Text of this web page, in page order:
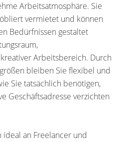
Arbeitsatmosphäre. Sie
vermietet und können
Bedürfnissen gestaltet
Arbeitsbereich. Durch
bleiben Sie flexibel und
Sie tatsächlich benötigen,
Geschäftsadresse verzichten
an Freelancer und